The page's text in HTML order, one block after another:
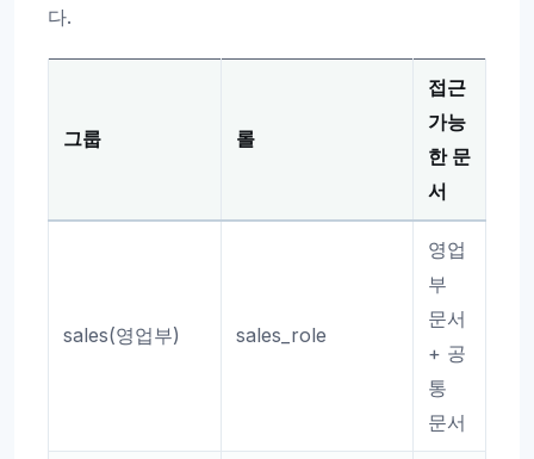
다.
그룹 롤
접근
가능
한 문
서
sales(영업부) sales_role
영업
부
문서
+ 공
통
문서